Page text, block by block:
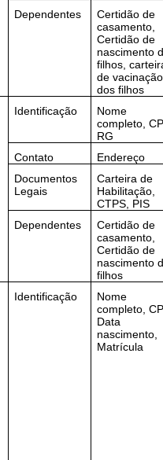
Dependentes
Certidão de
casamento,
Certidão de
nascimento
filhos,
de vacinação
dos filhos
Identificação
Nome
completo,
RG
Contato
Endereço
Documentos
Legais
Carteira de
Habilitação,
CTPS, PIS
Dependentes
Certidão de
casamento,
Certidão de
nascimento
filhos
Identificação
Nome
completo,
Data
nascimento,
Matrícula